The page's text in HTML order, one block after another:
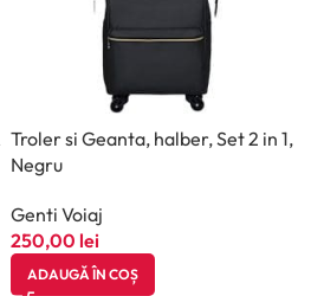
Troler si Geanta, halber, Set 2 in 1,
Negru
Genti Voiaj
250,00 lei
ADAUGĂ ÎN COȘ